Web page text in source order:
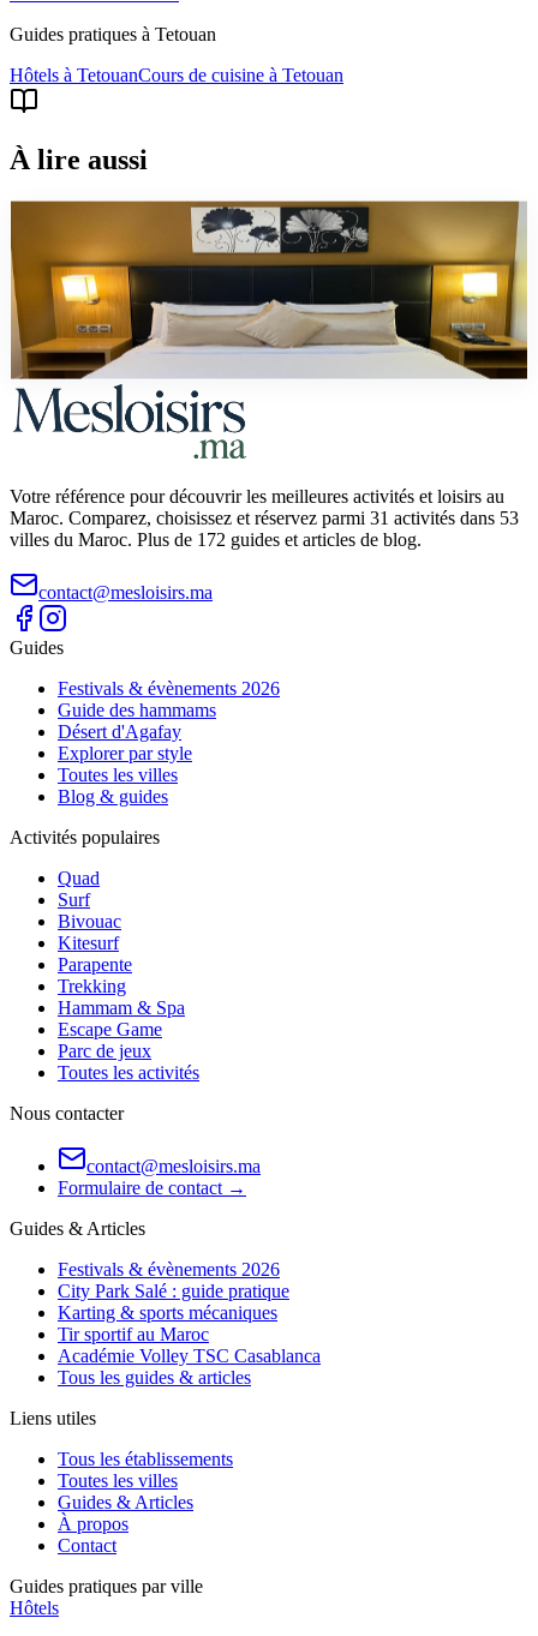
Guides pratiques à Tetouan
Hôtels à TetouanCours de cuisine à Tetouan
À lire aussi
Les meilleurs hôtels à Tétouan en 2026
Notre sélection des meilleurs hôtels à Tétouan : médina UNESCO,
balnéaire Cabo Negro et Marina Smir. Tarifs, équipements et avis
Booking.
Votre référence pour découvrir les meilleures activités et loisirs au
Maroc. Comparez, choisissez et réservez parmi 31 activités dans 53
villes du Maroc. Plus de 172 guides et articles de blog.
contact@mesloisirs.ma
Guides
Festivals & évènements 2026
Guide des hammams
Désert d'Agafay
Explorer par style
Toutes les villes
Blog & guides
Activités populaires
Quad
Surf
Bivouac
Kitesurf
Parapente
Trekking
Hammam & Spa
Escape Game
Parc de jeux
Toutes les activités
Nous contacter
contact@mesloisirs.ma
Formulaire de contact →
Guides & Articles
Festivals & évènements 2026
City Park Salé : guide pratique
Karting & sports mécaniques
Tir sportif au Maroc
Académie Volley TSC Casablanca
Tous les guides & articles
Liens utiles
Tous les établissements
Toutes les villes
Guides & Articles
À propos
Contact
Guides pratiques par ville
Hôtels